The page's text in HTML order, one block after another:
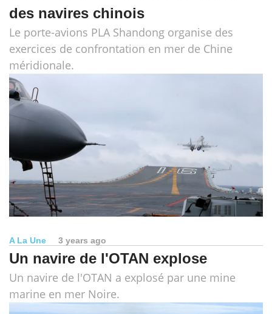
des navires chinois
Le porte-avions PLA Shandong organise des
exercices de confrontation en mer de Chine
méridionale.
A La Une 3 years ago
Un navire de l'OTAN explose
Un navire de l'OTAN a explosé par une mine
marine en mer Noire.